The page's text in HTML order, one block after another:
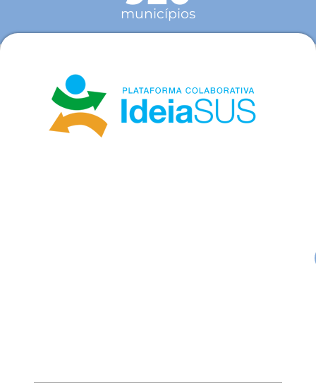
municípios